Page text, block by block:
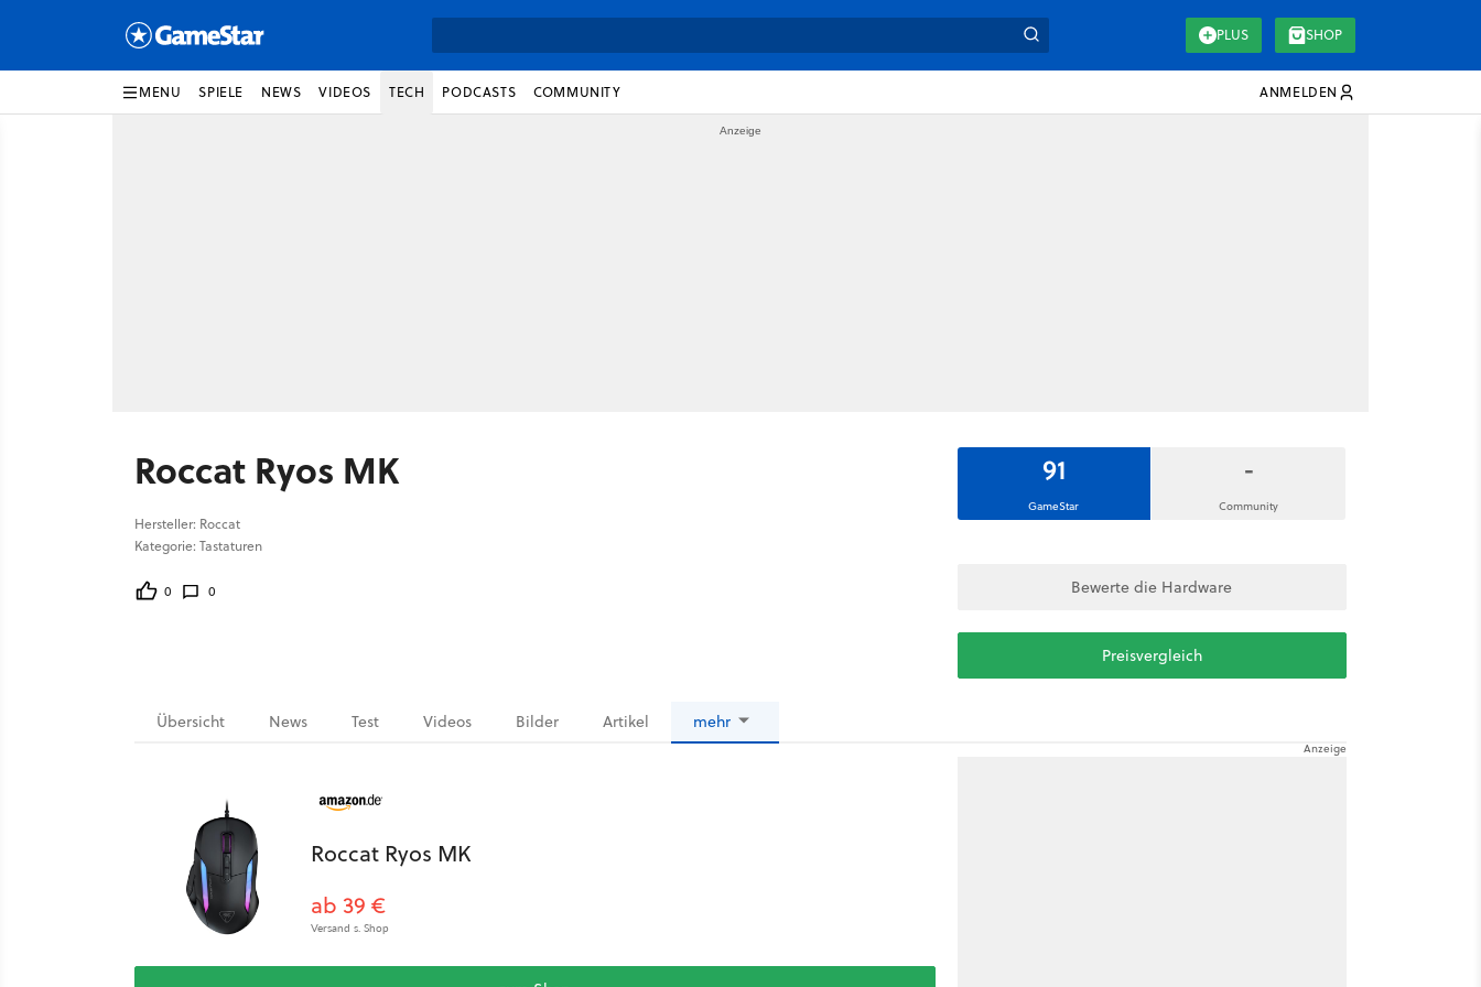
PLUS SHOP
MENU SPIELE NEWS VIDEOS TECH PODCASTS COMMUNITY ANMELDEN
Roccat Ryos MK
Hersteller: Roccat
Kategorie: Tastaturen
0 0
91
GameStar
-
Community
Bewerte die Hardware
Preisvergleich
Übersicht News Test Videos Bilder Artikel mehr
Roccat Ryos MK
ab 39 €
Versand s. Shop